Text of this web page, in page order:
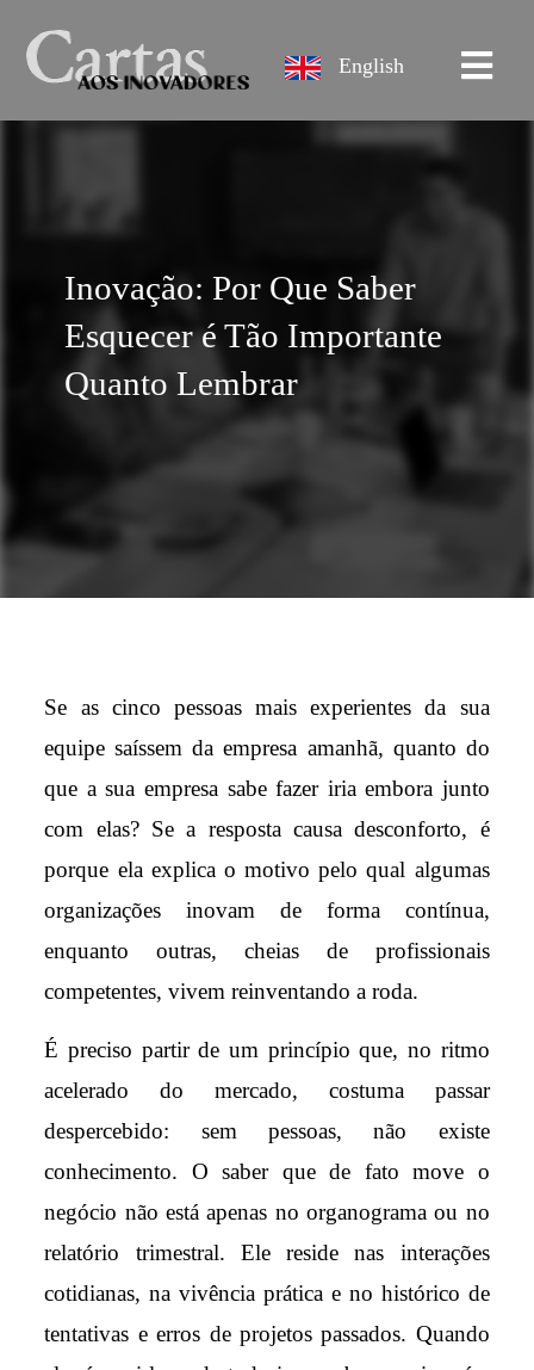
English
Inovação: Por Que Saber
Esquecer é Tão Importante
Quanto Lembrar
Se as cinco pessoas mais experientes da sua
equipe saíssem da empresa amanhã, quanto do
que a sua empresa sabe fazer iria embora junto
com elas? Se a resposta causa desconforto, é
porque ela explica o motivo pelo qual algumas
organizações inovam de forma contínua,
enquanto outras, cheias de profissionais
competentes, vivem reinventando a roda.
É preciso partir de um princípio que, no ritmo
acelerado do mercado, costuma passar
despercebido: sem pessoas, não existe
conhecimento. O saber que de fato move o
negócio não está apenas no organograma ou no
relatório trimestral. Ele reside nas interações
cotidianas, na vivência prática e no histórico de
tentativas e erros de projetos passados. Quando